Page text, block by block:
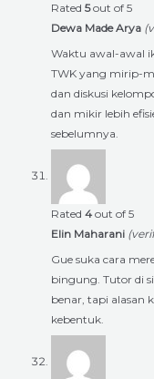
Rated 5out of 5
Dewa Made Arya
Waktu awal-awal
TWK yang mirip-
dan diskusi
dan mikir lebih
sebelumnya.
Rated 4 out of 5
Elin Maharani
Gue suka cara
bingung. Tutor di
benar, tapi alasan
kebentuk.